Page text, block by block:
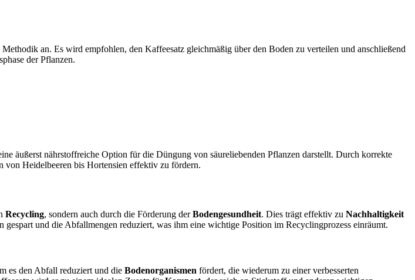
an. Es wird empfohlen, den Kaffeesatz gleichmäßig über den Boden zu verteilen und anschließend
der Pflanzen.
äußerst nährstoffreiche Option für die Düngung von säureliebenden Pflanzen darstellt. Durch korrekte
von Heidelbeeren bis Hortensien effektiv zu fördern.
Recycling, sondern auch durch die Förderung derBodengesundheit. Dies trägt effektiv zu Nachhaltigkeit
und die Abfallmengen reduziert, was ihm eine wichtige Position im Recyclingprozess einräumt.
es den Abfall reduziert und die Bodenorganismen fördert, die wiederum zu einer verbesserten